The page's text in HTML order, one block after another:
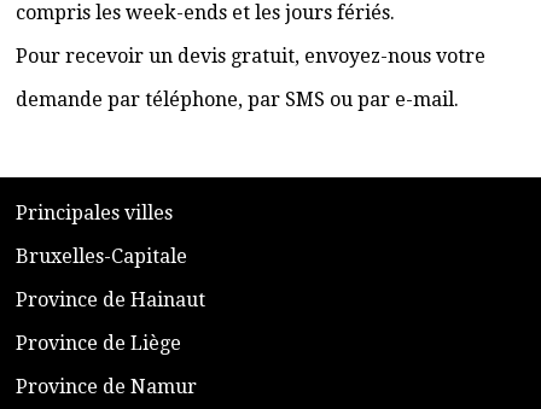
compris les week-ends et les jours fériés.
Pour recevoir un devis gratuit, envoyez-nous votre
demande par téléphone, par SMS ou par e-mail.
​Principales villes
​Bruxelles-Capitale
​Province de Hainaut
Province de Liège
​Province de Namur